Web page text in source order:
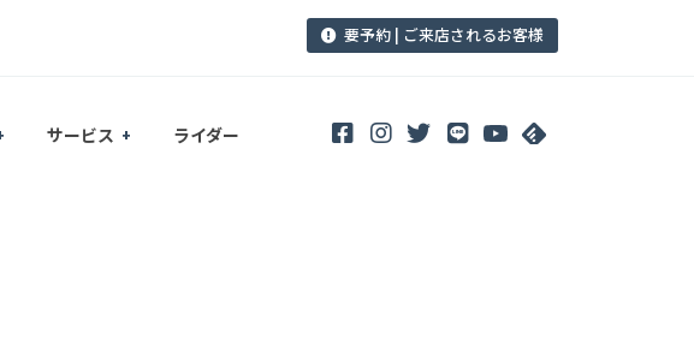
要予約 | ご来店されるお客様
サービス ライダー